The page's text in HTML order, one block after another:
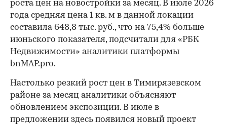
роста цен на новостройки за месяц. В июле 2026
года средняя цена 1 кв. м в данной локации
составила 648,8 тыс. руб., что на 75,4% больше
июньского показателя, подсчитали для «РБК
Недвижимости» аналитики платформы
bnMAP.pro.
Настолько резкий рост цен в Тимирязевском
районе за месяц аналитики объясняют
обновлением экспозиции. В июле в
предложении здесь появился новый проект